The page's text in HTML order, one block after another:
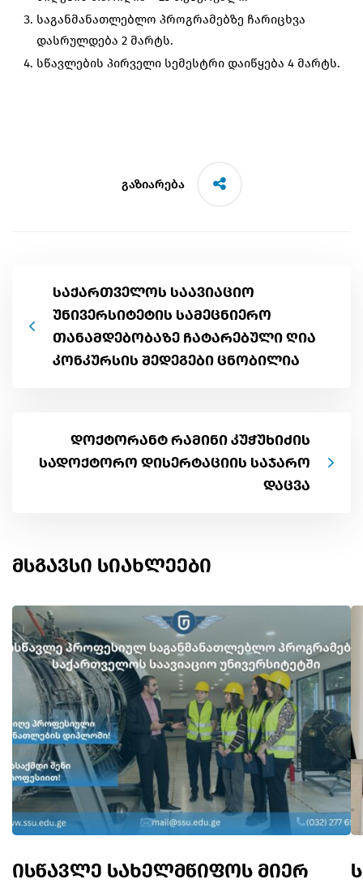
საგანმანათლებლო პროგრამებზე ჩარიცხვა
დასრულდება 2 მარტს.
სწავლების პირველი სემესტრი დაიწყება 4 მარტს.
გაზიარება
საქართველოს საავიაციო
უნივერსიტეტის სამეცნიერო
თანამდებობაზე ჩატარებული ღია
კონკურსის შედეგები ცნობილია
დოქტორანტ რამინი კუჭუხიძის
სადოქტორო დისერტაციის საჯარო
დაცვა
მსგავსი სიახლეები
ისწავლე სახელმწიფოს მიერ